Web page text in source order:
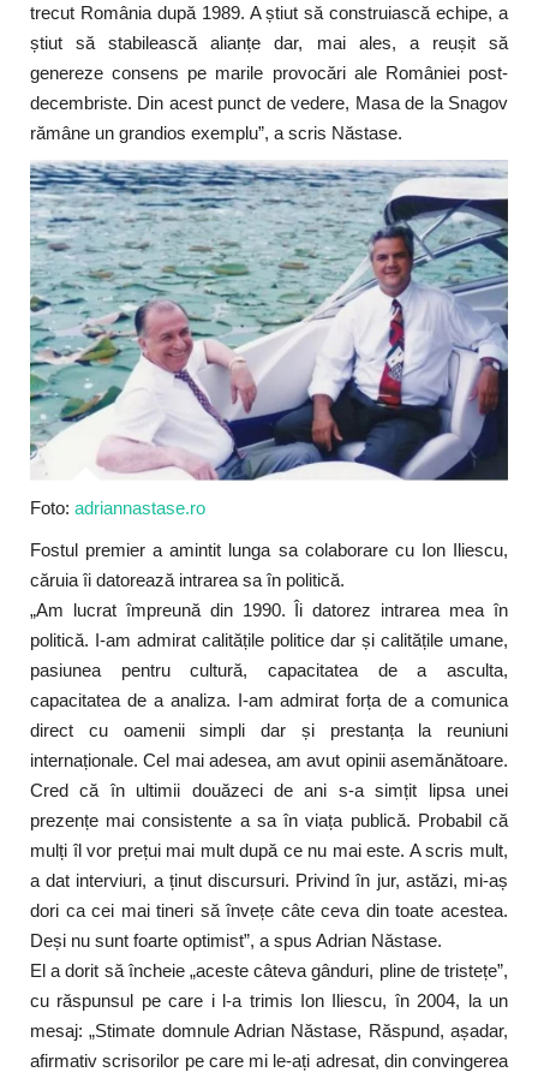
trecut România după 1989. A știut să construiască echipe, a
știut să stabilească alianțe dar, mai ales, a reușit să
genereze consens pe marile provocări ale României post-
decembriste. Din acest punct de vedere, Masa de la Snagov
rămâne un grandios exemplu”, a scris Năstase.
Foto: adriannastase.ro
Fostul premier a amintit lunga sa colaborare cu Ion Iliescu,
căruia îi datorează intrarea sa în politică.
„Am lucrat împreună din 1990. Îi datorez intrarea mea în
politică. I-am admirat calitățile politice dar și calitățile umane,
pasiunea pentru cultură, capacitatea de a asculta,
capacitatea de a analiza. I-am admirat forța de a comunica
direct cu oamenii simpli dar și prestanța la reuniuni
internaționale. Cel mai adesea, am avut opinii asemănătoare.
Cred că în ultimii douăzeci de ani s-a simțit lipsa unei
prezențe mai consistente a sa în viața publică. Probabil că
mulți îl vor prețui mai mult după ce nu mai este. A scris mult,
a dat interviuri, a ținut discursuri. Privind în jur, astăzi, mi-aș
dori ca cei mai tineri să învețe câte ceva din toate acestea.
Deși nu sunt foarte optimist”, a spus Adrian Năstase.
El a dorit să încheie „aceste câteva gânduri, pline de tristețe”,
cu răspunsul pe care i l-a trimis Ion Iliescu, în 2004, la un
mesaj: „Stimate domnule Adrian Năstase, Răspund, așadar,
afirmativ scrisorilor pe care mi le-ați adresat, din convingerea